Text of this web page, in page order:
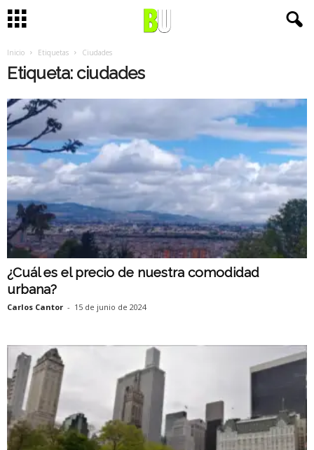
Inicio Etiquetas Ciudades
Etiqueta: ciudades
¿Cuál es el precio de nuestra comodidad
urbana?
Carlos Cantor - 15 de junio de 2024